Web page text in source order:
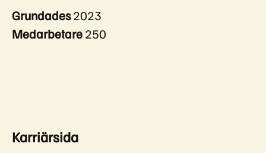
Grundades2023
Medarbetare250
Karriärsida